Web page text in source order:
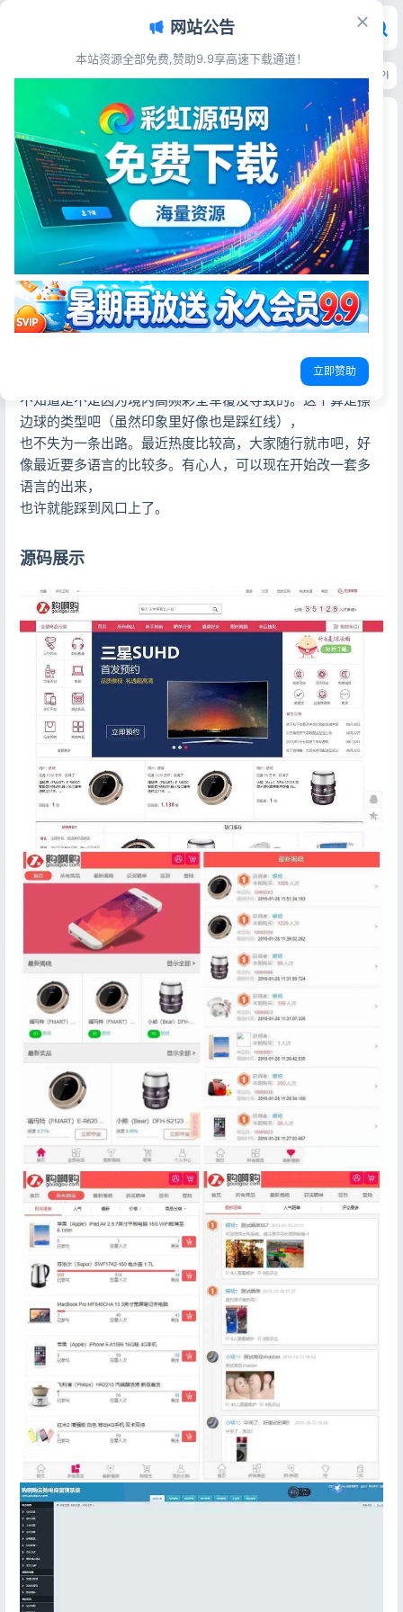
首页>源码资源>电子商务>最新购啊购一元云购源码 带机器人开奖控制
最新购啊购一元云购源码 带机器人开奖控制PHP电
商系统
彩虹源码网
2026-05-28 14阅读
源码简介
最新1元云购源码】购啊购一元微购+带机器人+带控制+购啊
购云购电商管理系统
源码简介与安装说明：
不带授权，带机器人，有控制，带教程，十几分钟就能部署
不知道是不是因为境内高频彩全军覆没导致的。这个算是擦
边球的类型吧（虽然印象里好像也是踩红线），
也不失为一条出路。最近热度比较高，大家随行就市吧，好
像最近要多语言的比较多。有心人，可以现在开始改一套多
语言的出来，
也许就能踩到风口上了。
源码展示
网站公告
本站资源全部免费,赞助9.9享高速下载通道！
立即赞助